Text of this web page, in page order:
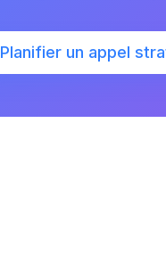
Planifier un appel